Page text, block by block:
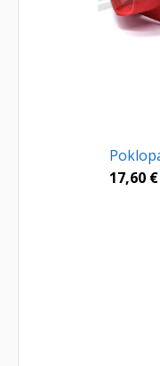
17,60 €